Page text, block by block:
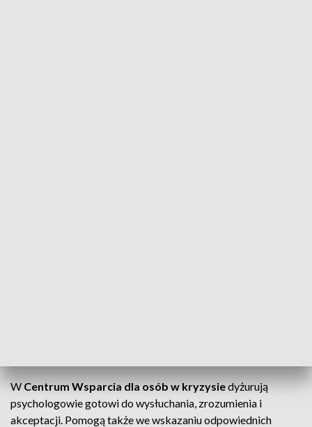
WCentrum Wsparcia dla osób w kryzysiedyżurują
psychologowie gotowi do wysłuchania, zrozumienia i
akceptacji. Pomogą także we wskazaniu odpowiednich